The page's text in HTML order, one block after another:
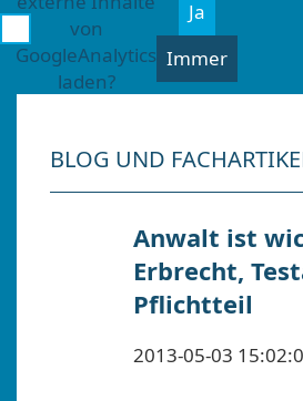
von
GoogleAnalytics
laden?
Ja
Immer
BLOG UND
Anwalt ist
Erbrecht,
Pflichtteil
2013-05-03